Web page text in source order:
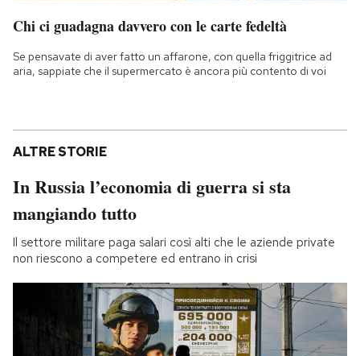
Chi ci guadagna davvero con le carte fedeltà
Se pensavate di aver fatto un affarone, con quella friggitrice ad
aria, sappiate che il supermercato è ancora più contento di voi
ALTRE STORIE
In Russia l’economia di guerra si sta
mangiando tutto
Il settore militare paga salari così alti che le aziende private
non riescono a competere ed entrano in crisi